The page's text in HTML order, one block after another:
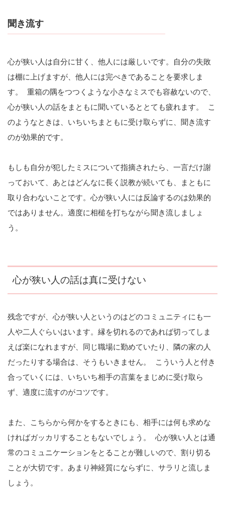
聞き流す
心が狭い人は自分に甘く、他人には厳しいです。自分の失敗
は棚に上げますが、他人には完ぺきであることを要求しま
す。 重箱の隅をつつくような小さなミスでも容赦ないので、
心が狭い人の話をまともに聞いているととても疲れます。 こ
のようなときは、いちいちまともに受け取らずに、聞き流す
のが効果的です。
もしも自分が犯したミスについて指摘されたら、一言だけ謝
っておいて、あとはどんなに長く説教が続いても、まともに
取り合わないことです。心が狭い人には反論するのは効果的
ではありません。適度に相槌を打ちながら聞き流しましょ
う。
心が狭い人の話は真に受けない
残念ですが、心が狭い人というのはどのコミュニティにも一
人や二人ぐらいはいます。縁を切れるのであれば切ってしま
えば楽になれますが、同じ職場に勤めていたり、隣の家の人
だったりする場合は、そうもいきません。 こういう人と付き
合っていくには、いちいち相手の言葉をまじめに受け取ら
ず、適度に流すのがコツです。
また、こちらから何かをするときにも、相手には何も求めな
ければガッカリすることもないでしょう。 心が狭い人とは通
常のコミュニケーションをとることが難しいので、割り切る
ことが大切です。あまり神経質にならずに、サラリと流しま
しょう。